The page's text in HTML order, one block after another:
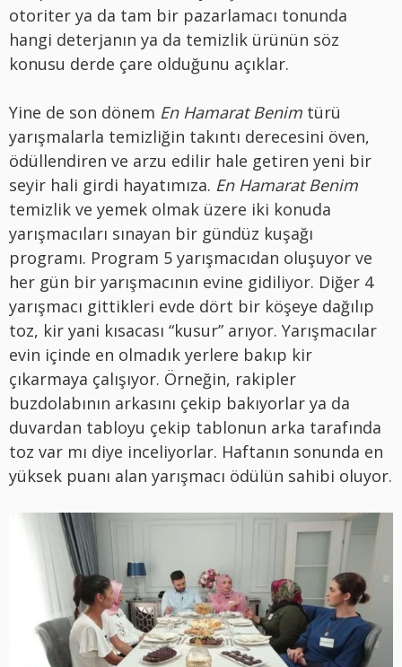
otoriter ya da tam bir pazarlamacı tonunda
hangi deterjanın ya da temizlik ürünün söz
konusu derde çare olduğunu açıklar.
Yine de son dönem En Hamarat Benim türü
yarışmalarla temizliğin takıntı derecesini öven,
ödüllendiren ve arzu edilir hale getiren yeni bir
seyir hali girdi hayatımıza. En Hamarat Benim
temizlik ve yemek olmak üzere iki konuda
yarışmacıları sınayan bir gündüz kuşağı
programı. Program 5 yarışmacıdan oluşuyor ve
her gün bir yarışmacının evine gidiliyor. Diğer 4
yarışmacı gittikleri evde dört bir köşeye dağılıp
toz, kir yani kısacası “kusur” arıyor. Yarışmacılar
evin içinde en olmadık yerlere bakıp kir
çıkarmaya çalışıyor. Örneğin, rakipler
buzdolabının arkasını çekip bakıyorlar ya da
duvardan tabloyu çekip tablonun arka tarafında
toz var mı diye inceliyorlar. Haftanın sonunda en
yüksek puanı alan yarışmacı ödülün sahibi oluyor.